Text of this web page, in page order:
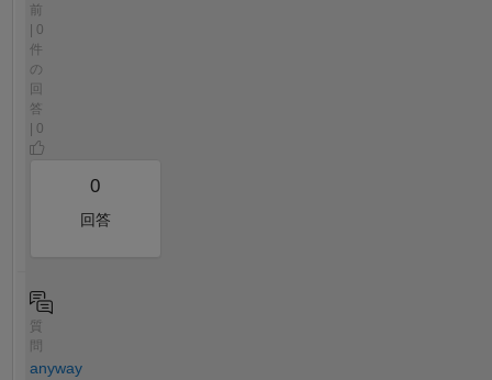
前
| 0
件
の
回
答
| 0
0
回答
質
anyway